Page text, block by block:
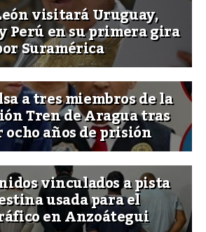
visitará Uruguay,
en su primera gira
Suramérica
a tres miembros de la
Tren de Aragua tras
años de prisión
vinculados a pista
usada para el
en Anzoátegui